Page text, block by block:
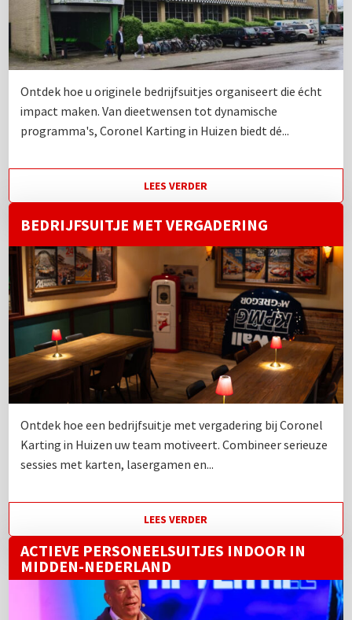
Ontdek hoe u originele bedrijfsuitjes organiseert die écht
impact maken. Van dieetwensen tot dynamische
programma's, Coronel Karting in Huizen biedt dé...
LEES VERDER
BEDRIJFSUITJE MET VERGADERING
Ontdek hoe een bedrijfsuitje met vergadering bij Coronel
Karting in Huizen uw team motiveert. Combineer serieuze
sessies met karten, lasergamen en...
LEES VERDER
ACTIEVE PERSONEELSUITJES INDOOR IN
MIDDEN-NEDERLAND